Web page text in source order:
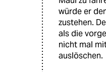
würde er
zustehen.
als die
nicht mal
auslöschen.